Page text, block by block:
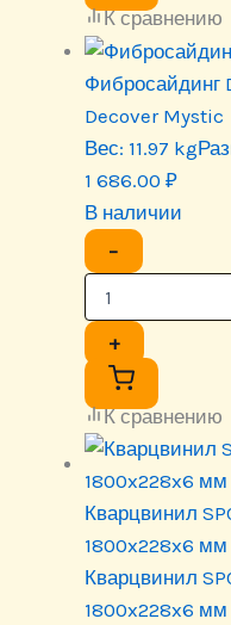
К сравнению
Фибросайдинг
Decover Mystic
Вес: 11.97 kg
1 686.00 ₽
В наличии
−
+
К сравнению
Кварцвинил
1800x228x6 мм
Кварцвинил
1800x228x6 мм